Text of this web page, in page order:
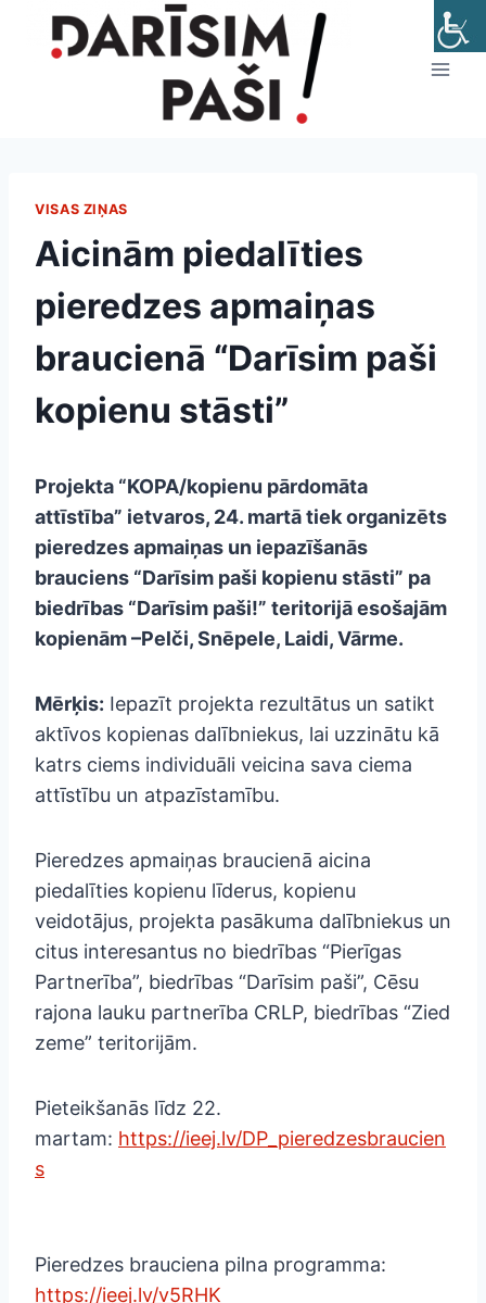
VISAS ZIŅAS
Aicinām piedalīties
pieredzes apmaiņas
braucienā “Darīsim paši
kopienu stāsti”
Projekta “KOPA/kopienu pārdomāta
attīstība” ietvaros, 24. martā tiek organizēts
pieredzes apmaiņas un iepazīšanās
brauciens “Darīsim paši kopienu stāsti” pa
biedrības “Darīsim paši!” teritorijā esošajām
kopienām –Pelči, Snēpele, Laidi, Vārme.
Mērķis: Iepazīt projekta rezultātus un satikt
aktīvos kopienas dalībniekus, lai uzzinātu kā
katrs ciems individuāli veicina sava ciema
attīstību un atpazīstamību.
Pieredzes apmaiņas braucienā aicina
piedalīties kopienu līderus, kopienu
veidotājus, projekta pasākuma dalībniekus un
citus interesantus no biedrības “Pierīgas
Partnerība”, biedrības “Darīsim paši”, Cēsu
rajona lauku partnerība CRLP, biedrības “Zied
zeme” teritorijām.
Pieteikšanās līdz 22.
martam: https://ieej.lv/DP_pieredzesbraucien
s
Pieredzes brauciena pilna programma:
https://ieej.lv/v5RHK